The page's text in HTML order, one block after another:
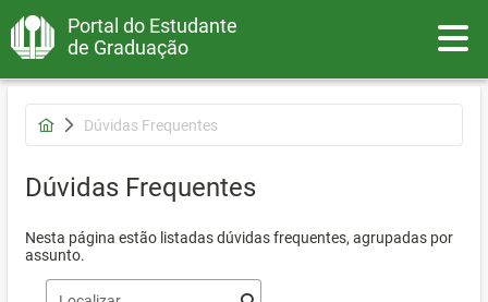
Portal do Estudante
de Graduação
Dúvidas Frequentes
Dúvidas Frequentes
Nesta página estão listadas dúvidas frequentes, agrupadas por
assunto.